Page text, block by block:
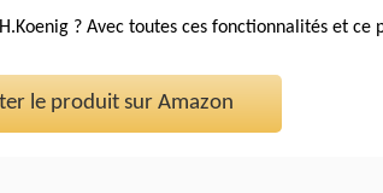
? Avec toutes ces fonctionnalités et
le produit sur Amazon